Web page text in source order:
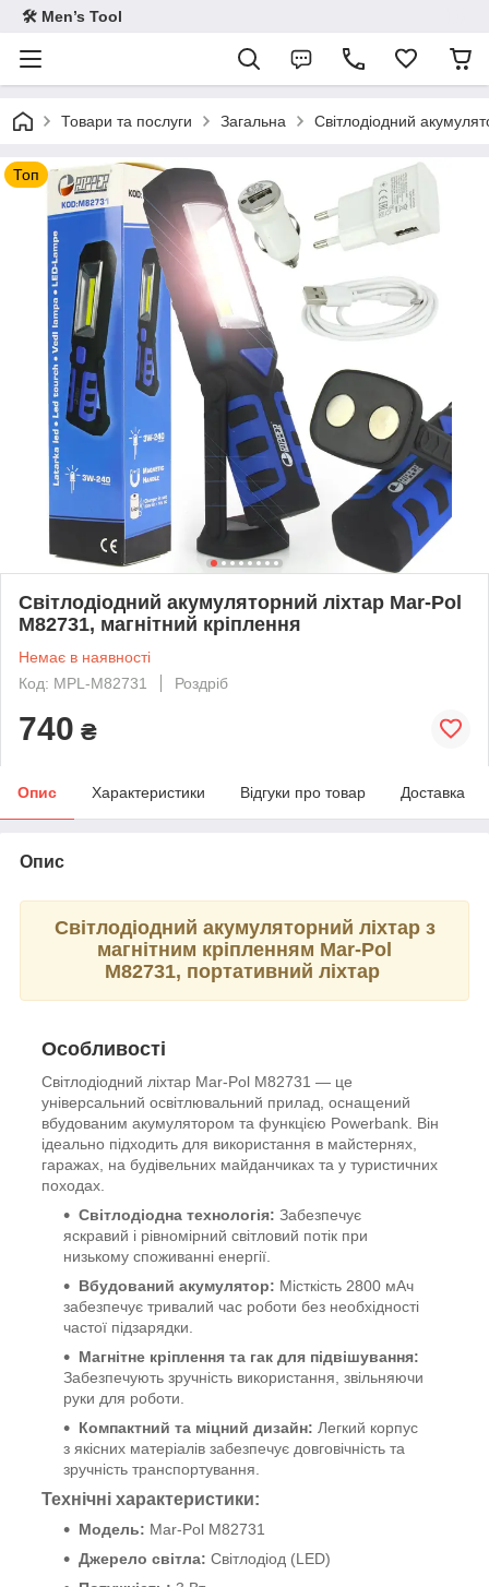
🛠 Men’s Tool
Товари та послуги Загальна Світлодіодний
Топ
Світлодіодний акумуляторний ліхтар Mar-Pol
M82731, магнітний кріплення
Немає в наявності
Код: MPL-M82731
Роздріб
740 ₴
Опис Характеристики Відгуки про товар Доставка
Опис
Світлодіодний акумуляторний ліхтар з
магнітним кріпленням Mar-Pol
M82731, портативний ліхтар
Особливості
Світлодіодний ліхтар Mar-Pol M82731 — це
універсальний освітлювальний прилад, оснащений
вбудованим акумулятором та функцією Powerbank. Він
ідеально підходить для використання в майстернях,
гаражах, на будівельних майданчиках та у туристичних
походах.
Світлодіодна технологія: Забезпечує
яскравий і рівномірний світловий потік при
низькому споживанні енергії.
Вбудований акумулятор: Місткість 2800 мАч
забезпечує тривалий час роботи без необхідності
частої підзарядки.
Магнітне кріплення та гак для підвішування:
Забезпечують зручність використання, звільняючи
руки для роботи.
Компактний та міцний дизайн: Легкий корпус
з якісних матеріалів забезпечує довговічність та
зручність транспортування.
Технічні характеристики:
Модель: Mar-Pol M82731
Джерело світла: Світлодіод (LED)